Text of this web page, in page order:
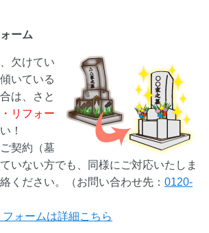
ーム
欠けてい
いている
は、さと
リフォー
！
契約（墓
いない方でも、同様にご対応いたしま
ください。（お問い合わせ先： 0120-
ォームは詳細こちら